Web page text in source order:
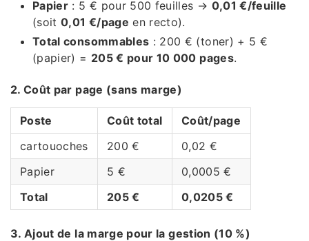
Papier : 5 € pour 500 feuilles → 0,01 €/feuille
(soit0,01 €/page en recto).
Total consommables : 200 € (toner) + 5 €
(papier) = 205 € pour 10 000 pages.
2. Coût par page (sans marge)
Poste Coût total
Coût/page
cartouoches
200 €
0,02 €
Papier
5 €
0,0005 €
Total
205 € 0,0205 €
3. Ajout de la marge pour la gestion (10 %)